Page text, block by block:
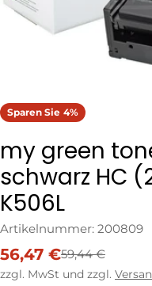
Sparen Sie 4%
my green
schwarz HC
K506L
Artikelnummer: 200809
Verkaufspreis
56,47 €
Regulärer
Preis
59,44 €
zzgl. MwSt und zzgl.